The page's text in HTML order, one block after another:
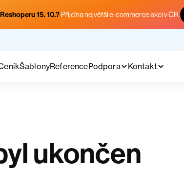
15. 10.? Přijď na největší e-commerce akci v ČR.
ŠablonyReferencePodpora Kontakt
ukončen